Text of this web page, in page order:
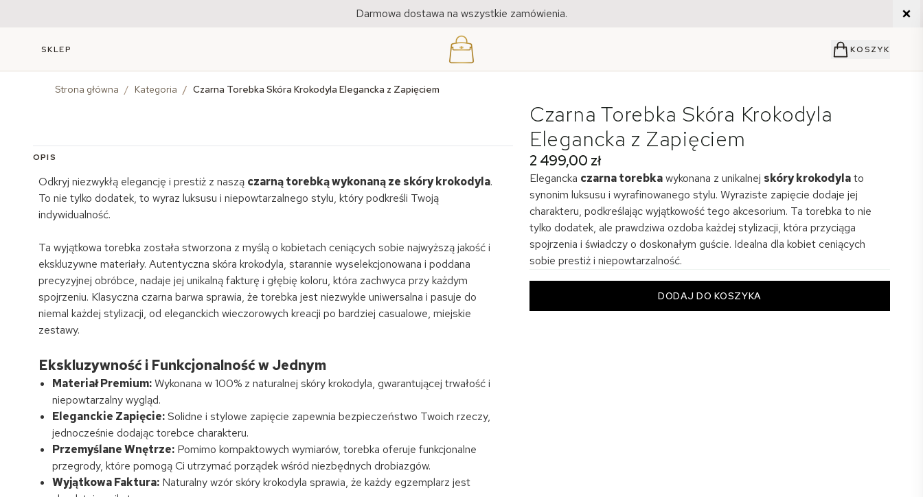
Darmowa dostawa na wszystkie zamówienia.
SKLEP KOSZYK
Strona główna / Kategoria / Czarna Torebka Skóra Krokodyla Elegancka z Zapięciem
Czarna Torebka Skóra Krokodyla
Elegancka z Zapięciem
2 499,00 zł
Elegancka czarna torebkawykonana z unikalnej skóry krokodylato
synonim luksusu i wyrafinowanego stylu. Wyraziste zapięcie dodaje jej
charakteru, podkreślając wyjątkowość tego akcesorium. Ta torebka to nie
tylko dodatek, ale prawdziwa ozdoba każdej stylizacji, która przyciąga
spojrzenia i świadczy o doskonałym guście. Idealna dla kobiet ceniących
sobie prestiż i niepowtarzalność.
DODAJ DO KOSZYKA
OPIS
Odkryj niezwykłą elegancję i prestiż z naszą czarną torebką wykonaną ze skóry krokodyla.
To nie tylko dodatek, to wyraz luksusu i niepowtarzalnego stylu, który podkreśli Twoją
indywidualność.
Ta wyjątkowa torebka została stworzona z myślą o kobietach ceniących sobie najwyższą jakość i
ekskluzywne materiały. Autentyczna skóra krokodyla, starannie wyselekcjonowana i poddana
precyzyjnej obróbce, nadaje jej unikalną fakturę i głębię koloru, która zachwyca przy każdym
spojrzeniu. Klasyczna czarna barwa sprawia, że torebka jest niezwykle uniwersalna i pasuje do
niemal każdej stylizacji, od eleganckich wieczorowych kreacji po bardziej casualowe, miejskie
zestawy.
Ekskluzywność i Funkcjonalność w Jednym
Materiał Premium:Wykonana w 100% z naturalnej skóry krokodyla, gwarantującej trwałość i
niepowtarzalny wygląd.
Eleganckie Zapięcie:Solidne i stylowe zapięcie zapewnia bezpieczeństwo Twoich rzeczy,
jednocześnie dodając torebce charakteru.
Przemyślane Wnętrze: Pomimo kompaktowych wymiarów, torebka oferuje funkcjonalne
przegrody, które pomogą Ci utrzymać porządek wśród niezbędnych drobiazgów.
Wyjątkowa Faktura: Naturalny wzór skóry krokodyla sprawia, że każdy egzemplarz jest